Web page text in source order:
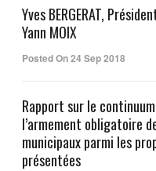
Yves BERGERAT,
Yann MOIX
Posted On 24 Sep 2018
Rapport sur le
l’armement obligatoire
municipaux parmi les
présentées